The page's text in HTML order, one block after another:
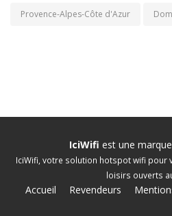
Provence-Alpes-Côte d'Azur
IciWifi est une
IciWifi, votre solution hotspot wifi pour
loisirs ouverts
Accueil Revendeurs